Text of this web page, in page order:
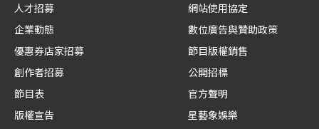
人才招募
企業動態
優惠券店家招募
創作者招募
節目表
版權宣告
網站使用協定
數位廣告與贊助政策
節目版權銷售
公開招標
官方聲明
星藝象娛樂